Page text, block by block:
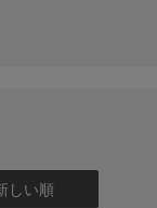
しい順